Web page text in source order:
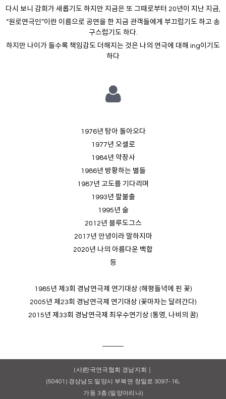
다시 보니 감회가 새롭기도 하지만 지금은 또 그때로부터 20년이 지난 지금,
“원로연극인”이란 이름으로 공연을 한 지금 관객들에게 부끄럽기도 하고 송
구스럽기도 하다.
하지만 나이가 들수록 책임감도 더해지는 것은 나의 연극에 대해 ing이기도
하다
1976년 탕아 돌아오다
1977년 오셀로
1984년 약장사
1986년 방황하는 별들
1987년 고도를 기다리며
1993년 팔불출
1995년 술
2012년 블루도그스
2017년 안녕이라 말하지마
2020년 나의 아름다운 백합
등
1985년 제3회 경남연극제 연기대상 (해평들녁에 핀 꽃)
2005년 제23회 경남연극제 연기대상 (꽃마차는 달려간다)
2015년 제33회 경남연극제 최우수연기상 (통영, 나비의 꿈)
(사)한국연극협회 경남지회｜
(50401) 경상남도 밀양시 부북면 창밀로 3097-16,
가동 3층 (밀양아리나)